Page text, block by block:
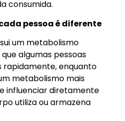
consumida.
pessoa é diferente
um metabolismo
algumas pessoas
rapidamente, enquanto
metabolismo mais
influenciar diretamente
utiliza ou armazena